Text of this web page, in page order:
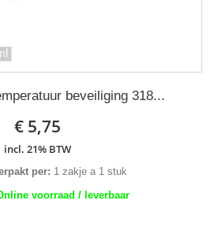
beveiliging 318...
€ 5,75
incl. 21% BTW
per: 1 zakje a 1 stuk
voorraad / leverbaar